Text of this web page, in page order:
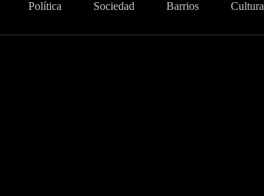
Política Sociedad Barrios Cultura